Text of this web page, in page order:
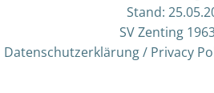
Stand:
SV Zenting
Datenschutzerklärung / Privacy